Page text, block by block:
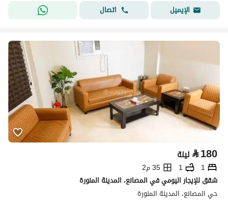
الإيميل
اتصال
⃁180 ليلة
1
1
35 م2
شقق للإيجار اليومي في المصانع، المدينة المنورة
حي المصانع، المدينة المنورة